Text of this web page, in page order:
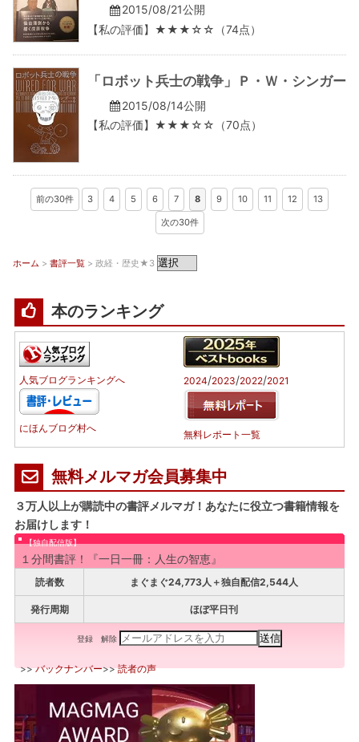
2015/08/21公開
【私の評価】★★★☆☆（74点）
「ロボット兵士の戦争」Ｐ・Ｗ・シンガー
2015/08/14公開
【私の評価】★★★☆☆（70点）
前の30件 3 4 5 6 7 8 9 10 11 12 13
次の30件
ホーム > 書評一覧 > 政経・歴史★3
本のランキング
人気ブログランキングへ
にほんブログ村へ
2024/2023/2022/2021
無料レポート一覧
無料メルマガ会員募集中
３万人以上が購読中の書評メルマガ！あなたに役立つ書籍情報を
お届けします！
【独自配信版】
１分間書評！『一日一冊：人生の智恵』
読者数 まぐまぐ24,773人＋独自配信2,544人
発行周期 ほぼ平日刊
登録 解除
>>バックナンバー>>読者の声